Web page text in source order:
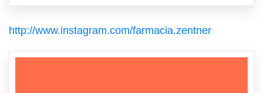
http://www.instagram.com/farmacia.zentner